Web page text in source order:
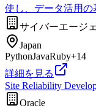
使し、データ活用の
サイバーエージ
Japan
PythonJavaRuby+14
詳細を見る
Site Reliability
Oracle